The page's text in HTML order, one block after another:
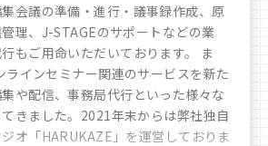
会議の準備・進行・議事録作成、原
理、J-STAGEのサポートなどの業
もご用命いただいております。 ま
ラインセミナー関連のサービスを新た
や配信、事務局代行といった様々な
きました。 2021年末からは弊社独自
オ「HARUKAZE」を運営しておりま